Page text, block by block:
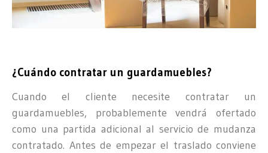
¿Cuándo contratar un guardamuebles?
Cuando el cliente necesite contratar un
guardamuebles, probablemente vendrá ofertado
como una partida adicional al servicio de mudanza
contratado. Antes de empezar el traslado conviene